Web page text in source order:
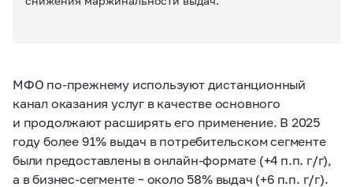
МФО по-прежнему используют дистанционный
канал оказания услуг в качестве основного
и продолжают расширять его применение. В 2025
году более 91% выдач в потребительском сегменте
были предоставлены в онлайн-формате (+4 п.п. г/г),
а в бизнес-сегменте – около 58% выдач (+6 п.п. г/г).